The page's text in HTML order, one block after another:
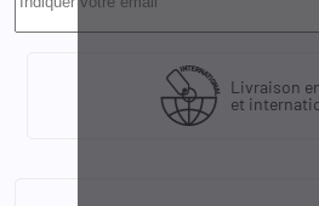
Livraison
et